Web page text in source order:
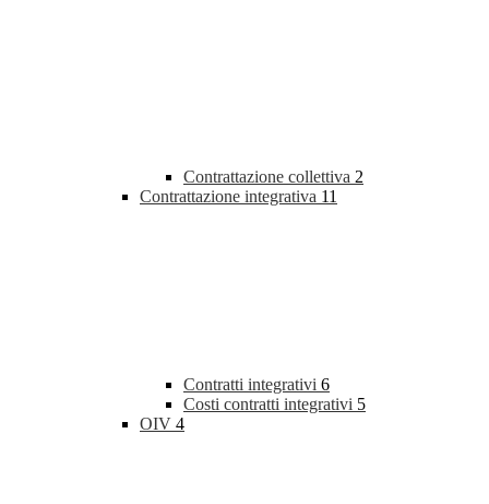
Contrattazione collettiva 2
Contrattazione integrativa 11
Contratti integrativi 6
Costi contratti integrativi 5
OIV 4